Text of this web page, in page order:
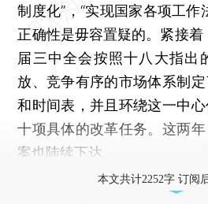
制度化”，“实现国家各项工作
正确性是毋容置疑的。紧接
届三中全会按照十八大指出
放、竞争有序的市场体系制
和时间表，并且环绕这一中
十项具体的改革任务。这两
案也陆续下达。
本文共计2252字 订阅